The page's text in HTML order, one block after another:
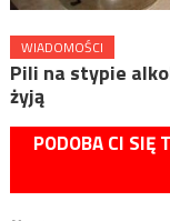
WIADOMOŚCI
Pili na stypie
żyją
PODOBA CI SIĘ